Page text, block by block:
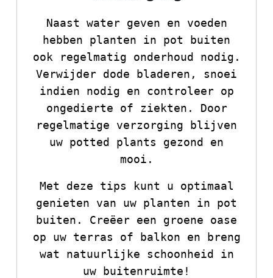
Naast water geven en voeden
hebben planten in pot buiten
ook regelmatig onderhoud nodig.
Verwijder dode bladeren, snoei
indien nodig en controleer op
ongedierte of ziekten. Door
regelmatige verzorging blijven
uw potted plants gezond en
mooi.
Met deze tips kunt u optimaal
genieten van uw planten in pot
buiten. Creëer een groene oase
op uw terras of balkon en breng
wat natuurlijke schoonheid in
uw buitenruimte!